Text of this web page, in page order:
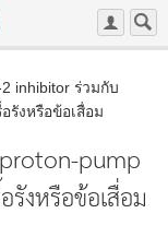
inhibitor ร่วมกับ
รังหรือข้อเสื่อม
pump
งหรือข้อเสื่อม